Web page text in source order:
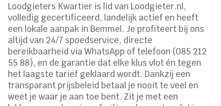
Loodgieters Kwartier is lid van Loodgieter.nl,
volledig gecertificeerd, landelijk actief en heeft
een lokale aanpak in Bemmel. Je profiteert bij ons
altijd van 24/7 spoedservice, directe
bereikbaarheid via WhatsApp of telefoon (085 212
55 88), en de garantie dat elke klus vlot én tegen
het laagste tarief geklaard wordt. Dankzij een
transparant prijsbeleid betaal je nooit te veel en
weet je waar je aan toe bent. Zit je met een